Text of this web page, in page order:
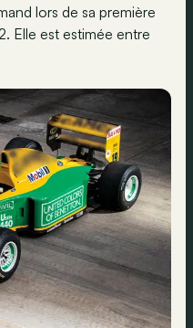
lors de sa première
Elle est estimée entre